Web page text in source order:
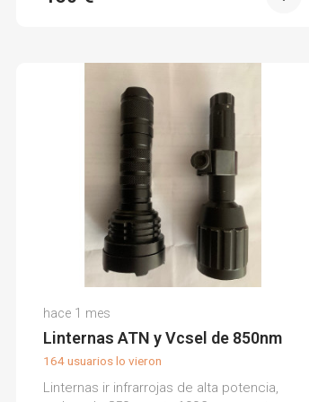
hace 1 mes
Linternas ATN y Vcsel de 850nm
164 usuarios lo vieron
Linternas ir infrarrojas de alta potencia,